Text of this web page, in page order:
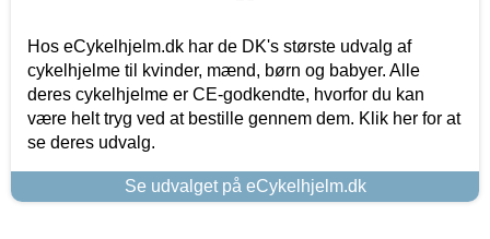
Hos eCykelhjelm.dk har de DK's største udvalg af
cykelhjelme til kvinder, mænd, børn og babyer. Alle
deres cykelhjelme er CE-godkendte, hvorfor du kan
være helt tryg ved at bestille gennem dem. Klik her for at
se deres udvalg.
Se udvalget på eCykelhjelm.dk